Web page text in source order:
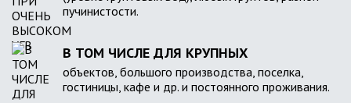
пучинистости.
В ТОМ ЧИСЛЕ ДЛЯ КРУПНЫХ
объектов, большого производства, поселка,
гостиницы, кафе и др. и постоянного проживания.